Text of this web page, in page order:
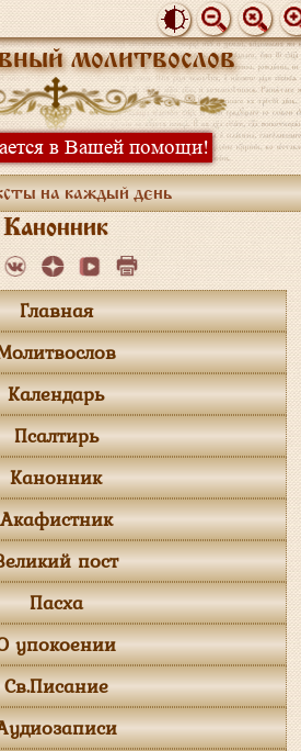
молитвослов
в Вашей помощи!
на каждый день
Канонник
Главная
Календарь
Псалтирь
Канонник
Акафистник
пост
Пасха
упокоении
Св.Писание